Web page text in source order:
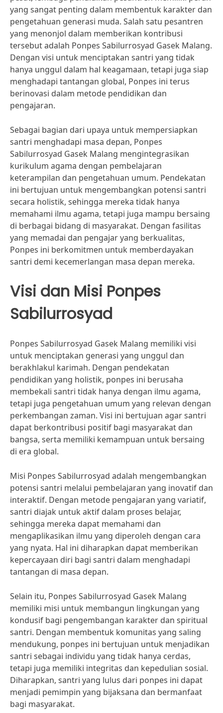
yang sangat penting dalam membentuk karakter dan
pengetahuan generasi muda. Salah satu pesantren
yang menonjol dalam memberikan kontribusi
tersebut adalah Ponpes Sabilurrosyad Gasek Malang.
Dengan visi untuk menciptakan santri yang tidak
hanya unggul dalam hal keagamaan, tetapi juga siap
menghadapi tantangan global, Ponpes ini terus
berinovasi dalam metode pendidikan dan
pengajaran.
Sebagai bagian dari upaya untuk mempersiapkan
santri menghadapi masa depan, Ponpes
Sabilurrosyad Gasek Malang mengintegrasikan
kurikulum agama dengan pembelajaran
keterampilan dan pengetahuan umum. Pendekatan
ini bertujuan untuk mengembangkan potensi santri
secara holistik, sehingga mereka tidak hanya
memahami ilmu agama, tetapi juga mampu bersaing
di berbagai bidang di masyarakat. Dengan fasilitas
yang memadai dan pengajar yang berkualitas,
Ponpes ini berkomitmen untuk memberdayakan
santri demi kecemerlangan masa depan mereka.
Visi dan Misi Ponpes
Sabilurrosyad
Ponpes Sabilurrosyad Gasek Malang memiliki visi
untuk menciptakan generasi yang unggul dan
berakhlakul karimah. Dengan pendekatan
pendidikan yang holistik, ponpes ini berusaha
membekali santri tidak hanya dengan ilmu agama,
tetapi juga pengetahuan umum yang relevan dengan
perkembangan zaman. Visi ini bertujuan agar santri
dapat berkontribusi positif bagi masyarakat dan
bangsa, serta memiliki kemampuan untuk bersaing
di era global.
Misi Ponpes Sabilurrosyad adalah mengembangkan
potensi santri melalui pembelajaran yang inovatif dan
interaktif. Dengan metode pengajaran yang variatif,
santri diajak untuk aktif dalam proses belajar,
sehingga mereka dapat memahami dan
mengaplikasikan ilmu yang diperoleh dengan cara
yang nyata. Hal ini diharapkan dapat memberikan
kepercayaan diri bagi santri dalam menghadapi
tantangan di masa depan.
Selain itu, Ponpes Sabilurrosyad Gasek Malang
memiliki misi untuk membangun lingkungan yang
kondusif bagi pengembangan karakter dan spiritual
santri. Dengan membentuk komunitas yang saling
mendukung, ponpes ini bertujuan untuk menjadikan
santri sebagai individu yang tidak hanya cerdas,
tetapi juga memiliki integritas dan kepedulian sosial.
Diharapkan, santri yang lulus dari ponpes ini dapat
menjadi pemimpin yang bijaksana dan bermanfaat
bagi masyarakat.